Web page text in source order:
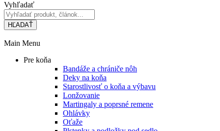
Vyhľadať
HĽADAŤ
Main Menu
Pre koňa
Bandáže a chrániče nôh
Deky na koňa
Starostlivosť o koňa a výbavu
Lonžovanie
Martingaly a poprsné remene
Ohlávky
Oťaže